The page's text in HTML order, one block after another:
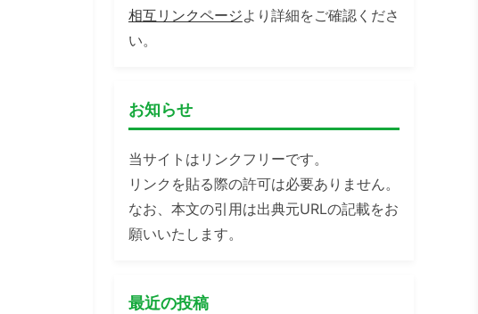
相互リンクページより詳細をご確認くださ
い。
お知らせ
当サイトはリンクフリーです。
リンクを貼る際の許可は必要ありません。
なお、本文の引用は出典元URLの記載をお
願いいたします。
最近の投稿